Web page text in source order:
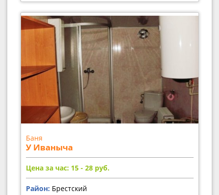
Баня
У Иваныча
Цена за час: 15 - 28 руб.
Район: Брестский